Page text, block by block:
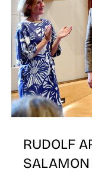
RUDOLF
SALAMON